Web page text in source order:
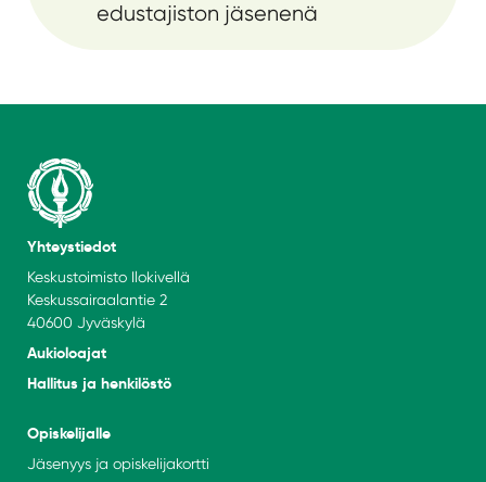
edustajiston jäsenenä
Yhteystiedot
Keskustoimisto Ilokivellä
Keskussairaalantie 2
40600 Jyväskylä
Aukioloajat
Hallitus ja henkilöstö
Opiskelijalle
Jäsenyys ja opiskelijakortti